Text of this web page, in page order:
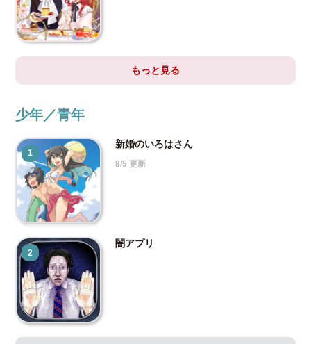
もっと見る
少年／青年
1
新婚のいろはさん
8/5 更新
2
闇アプリ